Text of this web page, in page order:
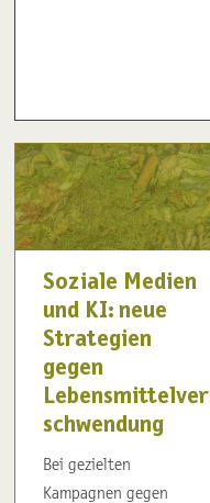
Soziale Medien
und KI: neue
Strategien
gegen
Lebensmittelver
schwendung
Bei gezielten
Kampagnen gegen